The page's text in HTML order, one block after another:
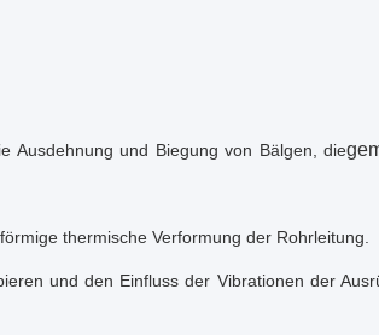
Ausdehnung und Biegung von Bälgen, die
thermische Verformung der Rohrleitung.
und den Einfluss der Vibrationen der